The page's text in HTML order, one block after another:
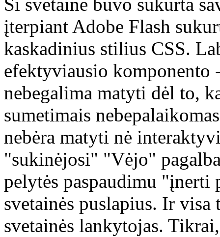
įterpiant Adobe Flash
kaskadinius stilius CSS.
efektyviausio komponento
nebegalima matyti dėl to,
sumetimais
nebėra matyti nė
"sukinėjosi" "Vėjo"
pelytės paspaudimu
svetainės puslapius. Ir
svetainės lankytojas.